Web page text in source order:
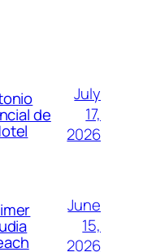
de
July
17,
2026
June
15,
2026